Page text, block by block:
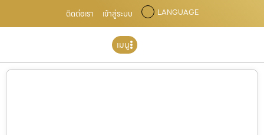
ติดต่อเรา เข้าสู่ระบบ LANGUAGE
เมนู